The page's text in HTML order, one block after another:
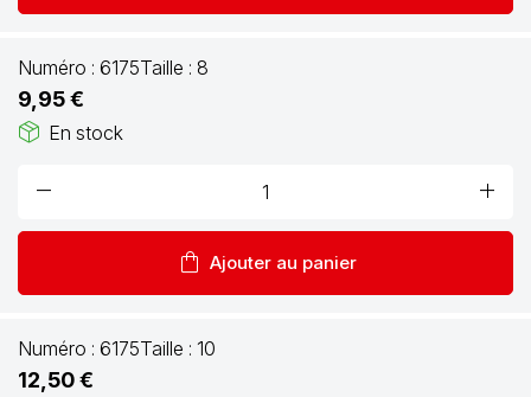
Numéro : 6175Taille : 8
9,95 €
package_2 En stock
remove add
shopping_bag Ajouter au panier
Numéro : 6175Taille : 10
12,50 €